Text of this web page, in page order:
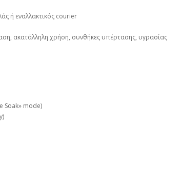
ή εναλλακτικός courier
ακατάλληλη χρήση, συνθήκες υπέρτασης, υγρασίας
Soak» mode)